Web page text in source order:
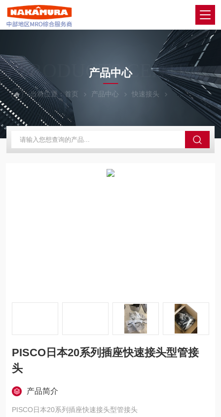
PRODUCTS CENTER
产品中心
当前位置：首页 产品中心 快速接头 PISCO碧烁科
PISCO日本20系列插座快速接头型管接
头
产品简介
PISCO日本20系列插座快速接头型管接头